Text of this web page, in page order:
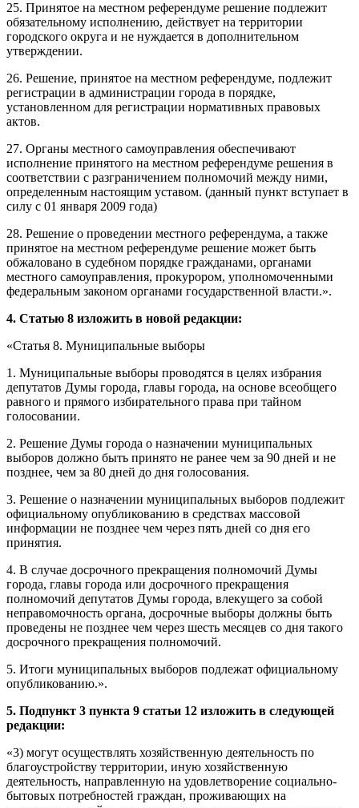
25. Принятое на местном референдуме решение подлежит
обязательному исполнению, действует на территории
городского округа и не нуждается в дополнительном
утверждении.
26. Решение, принятое на местном референдуме, подлежит
регистрации в администрации города в порядке,
установленном для регистрации нормативных правовых
актов.
27. Органы местного самоуправления обеспечивают
исполнение принятого на местном референдуме решения в
соответствии с разграничением полномочий между ними,
определенным настоящим уставом. (данный пункт вступает в
силу с 01 января 2009 года)
28. Решение о проведении местного референдума, а также
принятое на местном референдуме решение может быть
обжаловано в судебном порядке гражданами, органами
местного самоуправления, прокурором, уполномоченными
федеральным законом органами государственной власти.».
4. Статью 8 изложить в новой редакции:
«Статья 8. Муниципальные выборы
1. Муниципальные выборы проводятся в целях избрания
депутатов Думы города, главы города, на основе всеобщего
равного и прямого избирательного права при тайном
голосовании.
2. Решение Думы города о назначении муниципальных
выборов должно быть принято не ранее чем за 90 дней и не
позднее, чем за 80 дней до дня голосования.
3. Решение о назначении муниципальных выборов подлежит
официальному опубликованию в средствах массовой
информации не позднее чем через пять дней со дня его
принятия.
4. В случае досрочного прекращения полномочий Думы
города, главы города или досрочного прекращения
полномочий депутатов Думы города, влекущего за собой
неправомочность органа, досрочные выборы должны быть
проведены не позднее чем через шесть месяцев со дня такого
досрочного прекращения полномочий.
5. Итоги муниципальных выборов подлежат официальному
опубликованию.».
5. Подпункт 3 пункта 9 статьи 12 изложить в следующей
редакции:
«3) могут осуществлять хозяйственную деятельность по
благоустройству территории, иную хозяйственную
деятельность, направленную на удовлетворение социально-
бытовых потребностей граждан, проживающих на